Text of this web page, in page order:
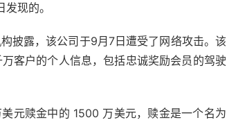
现的。
披露，该公司于9月7日遭受了网络攻击。该
客户的个人信息，包括忠诚奖励会员的驾驶
元赎金中的 1500 万美元，赎金是一个名为